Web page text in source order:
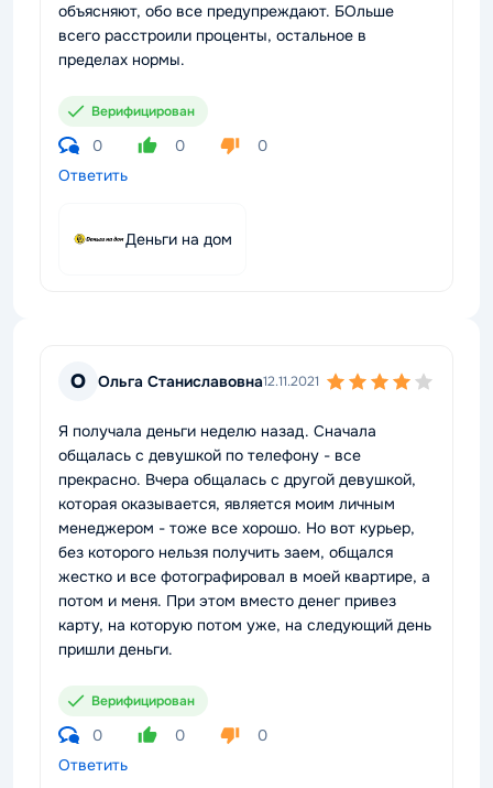
объясняют, обо все предупреждают. БОльше
всего расстроили проценты, остальное в
пределах нормы.
Верифицирован
0 0
0
Ответить
Деньги на дом
О Ольга Станиславовна12.11.2021
Я получала деньги неделю назад. Сначала
общалась с девушкой по телефону - все
прекрасно. Вчера общалась с другой девушкой,
которая оказывается, является моим личным
менеджером - тоже все хорошо. Но вот курьер,
без которого нельзя получить заем, общался
жестко и все фотографировал в моей квартире, а
потом и меня. При этом вместо денег привез
карту, на которую потом уже, на следующий день
пришли деньги.
Верифицирован
0 0
0
Ответить